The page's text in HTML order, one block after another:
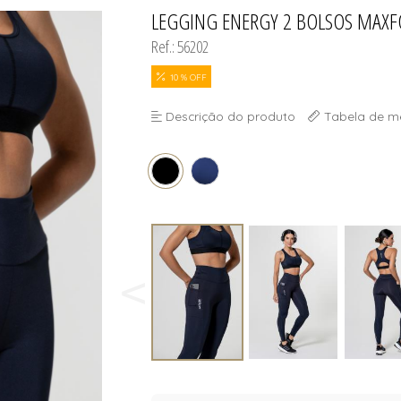
TODOS DE
TODOS DE
LEGGING ENERGY 2 BOLSOS
Ref.: 56202
10 % OFF
Descrição do produto Tabela de